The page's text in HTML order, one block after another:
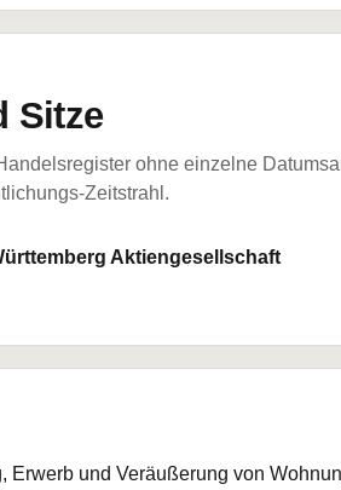
Sitze
ohne einzelne
Zeitstrahl.
Aktiengesellschaft
und Veräußerung von